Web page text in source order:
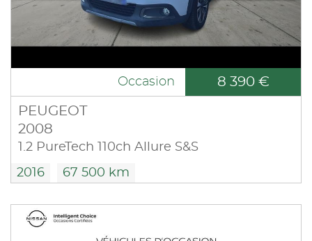
Occasion 8 390 €
PEUGEOT
2008
1.2 PureTech 110ch Allure S&S
2016 67 500 km